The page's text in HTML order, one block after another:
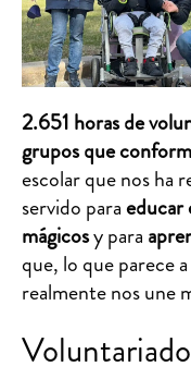
2.651 horas de
grupos que
escolar que nos ha
servido paraeducar
mágicosy para
que, lo que parece
realmente nos une